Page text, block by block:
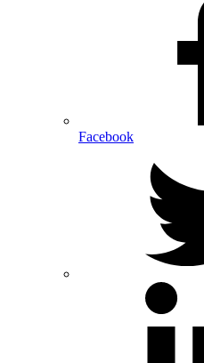
Facebook